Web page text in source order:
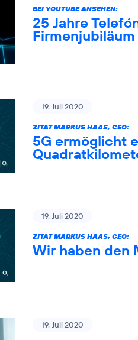
BEI YOUTUBE ANSEHEN:
25 Jahre
Firmenjubiläum
19. Juli 2020
ZITAT MARKUS HAAS, CEO:
5G ermöglicht
19. Juli 2020
ZITAT MARKUS HAAS, CEO:
Wir haben den
19. Juli 2020